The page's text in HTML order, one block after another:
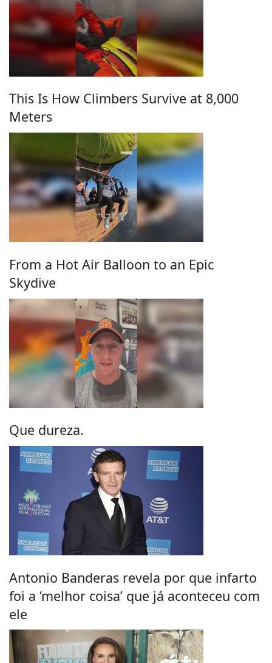
This Is How Climbers Survive at 8,000
Meters
From a Hot Air Balloon to an Epic
Skydive
Que dureza.
Antonio Banderas revela por que infarto
foi a ‘melhor coisa’ que já aconteceu com
ele